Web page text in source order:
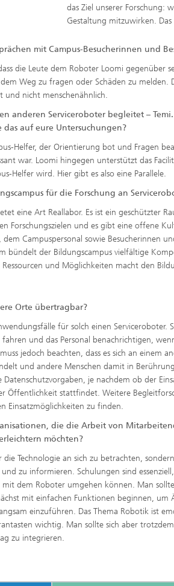
das Ziel unserer Forschung:
Gestaltung mitzuwirken.
mit Campus-Besucherinnen und
die Leute dem Roboter Loomi gegenüber
Weg zu fragen oder Schäden zu melden.
und nicht menschenähnlich.
anderen Serviceroboter begleitet –
auf eure Untersuchungen?
Helfer, der Orientierung bot und Fragen
war. Loomi hingegen unterstützt das
Helfer wird. Hier gibt es also eine Parallele.
für die Forschung an
eine Art Reallabor. Es ist ein geschützter
Forschungszielen und es gibt eine offene
Campuspersonal sowie Besucherinnen
bündelt der Bildungscampus vielfältige
und Möglichkeiten macht den
Orte übertragbar?
für solch einen Serviceroboter.
und das Personal benachrichtigen,
jedoch beachten, dass es sich an einem
und andere Menschen damit in
je nachdem ob der
Öffentlichkeit stattfindet. Weitere
Einsatzmöglichkeiten zu finden.
die die Arbeit von
möchten?
Technologie an sich zu betrachten,
zu informieren. Schulungen sind
mit dem Roboter umgehen können. Man sollte
mit einfachen Funktionen beginnen, um
einzuführen. Das Thema Robotik ist
wichtig. Man sollte sich aber
zu integrieren.